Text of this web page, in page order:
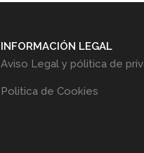
INFORMACIÓN LEGAL
Aviso Legal y pólitica de
Politica de Cookies